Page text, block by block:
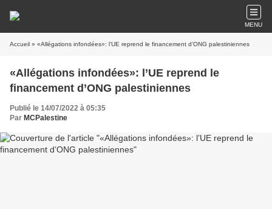
MENU
Accueil » «Allégations infondées»: l’UE reprend le financement d’ONG palestiniennes
«Allégations infondées»: l’UE reprend le
financement d’ONG palestiniennes
Publié le 14/07/2022 à 05:35
Par MCPalestine